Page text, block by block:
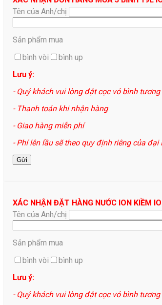
Tên của Anh/chị
Sản phẩm mua
bình vòi
bình up
Lưu ý:
- Quý khách vui lòng đặt cọc vỏ bình
- Thanh toán khi nhận hàng
- Giao hàng miễn phí
- Phí lên lầu sẽ theo quy định riêng của đại
XÁC NHẬN ĐẶT HÀNG NƯỚC ION KIỀM
Tên của Anh/chị
Sản phẩm mua
bình vòi
bình up
Lưu ý:
- Quý khách vui lòng đặt cọc vỏ bình